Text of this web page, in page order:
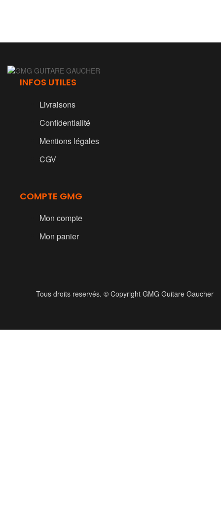
INFOS UTILES
Livraisons
Confidentialité
Mentions légales
CGV
COMPTE GMG
Mon compte
Mon panier
Tous droits reservés. © Copyright GMG Guitare Gaucher